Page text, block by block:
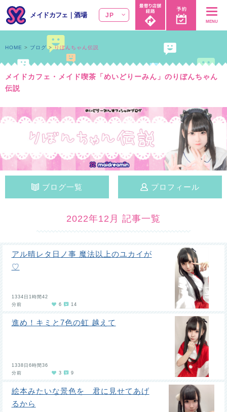
メイドカフェ ｜酒場 JP
MENU
メイドカフェ・メイド喫茶「めいどりーみん」のりぼんちゃん
伝説
HOME ブログ りぼんちゃん伝説
ブログ一覧 プロフィール
2022年12月 記事一覧
アル晴レタ日ノ事 魔法以上のユカイが
♡
1334日1時間42
分前
6 14
進め！キミと7色の虹 越えて
1338日6時間36
分前
3 9
絵本みたいな景色を 君に見せてあげ
るから